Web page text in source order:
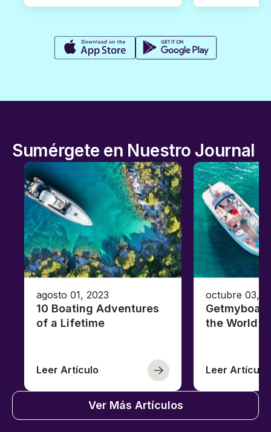
Sumérgete en Nuestro Journal
agosto 01, 2023
10 Boating Adventures
of a Lifetime
Leer Artículo
octubre 03,
the World
Leer Artículo
Ver Más Artículos